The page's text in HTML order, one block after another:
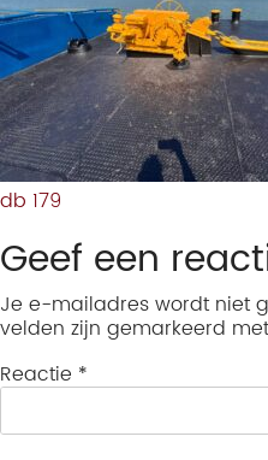
db 179
Geef een
Je e-mailadres wordt niet
velden zijn gemarkeerd met
Reactie *